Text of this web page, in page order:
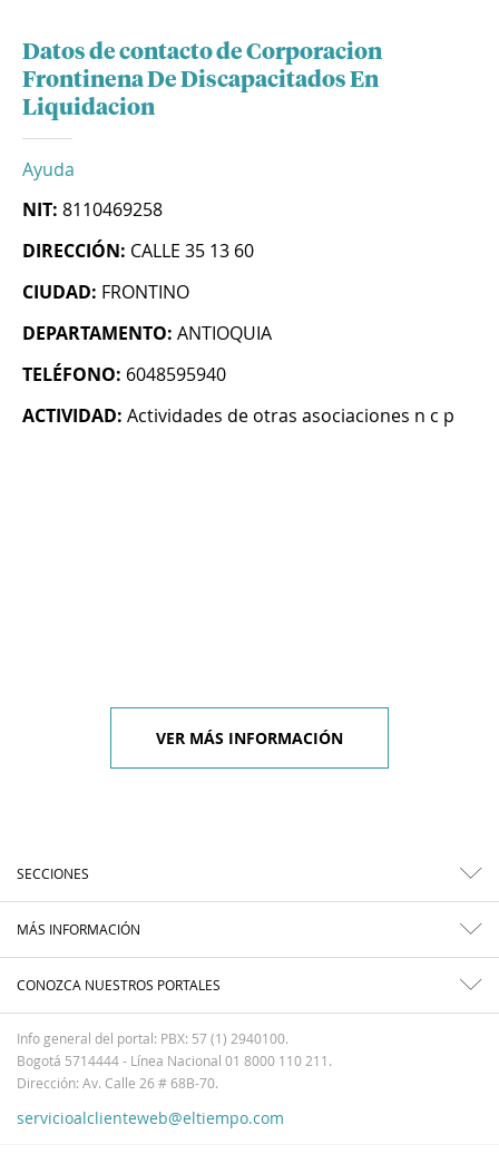
Datos de contacto de Corporacion
Frontinena De Discapacitados En
Liquidacion
Ayuda
NIT: 8110469258
DIRECCIÓN: CALLE 35 13 60
CIUDAD: FRONTINO
DEPARTAMENTO: ANTIOQUIA
TELÉFONO: 6048595940
ACTIVIDAD: Actividades de otras asociaciones n c p
VER MÁS INFORMACIÓN
SECCIONES
MÁS INFORMACIÓN
CONOZCA NUESTROS PORTALES
Info general del portal: PBX: 57 (1) 2940100.
Bogotá 5714444 - Línea Nacional 01 8000 110 211.
Dirección: Av. Calle 26 # 68B-70.
servicioalclienteweb@eltiempo.com